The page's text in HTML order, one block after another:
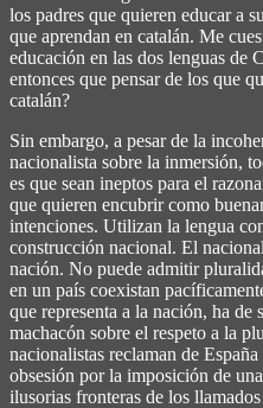
los padres que quieren educar a
que aprendan en catalán. Me
educación en las dos lenguas de
entonces que pensar de los que
catalán?
Sin embargo, a pesar de la
nacionalista sobre la inmersión,
es que sean ineptos para el
que quieren encubrir como
intenciones. Utilizan la lengua
construcción nacional. El
nación. No puede admitir
en un país coexistan
que representa a la nación, ha de
machacón sobre el respeto a la
nacionalistas reclaman de
obsesión por la imposición de
ilusorias fronteras de los llamados